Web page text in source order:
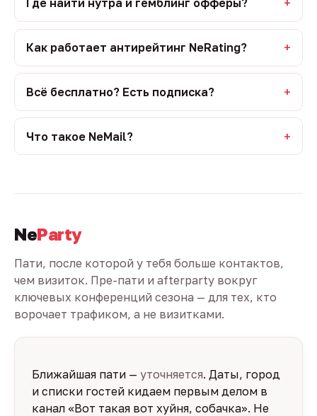
Где найти нутра и гемблинг офферы?
Как работает антирейтинг NeRating?
Всё бесплатно? Есть подписка?
Что такое NeMail?
NeParty
Пати, после которой у тебя больше контактов,
чем визиток. Пре-пати и afterparty вокруг
ключевых конференций сезона — для тех, кто
ворочает трафиком, а не визитками.
Ближайшая пати — уточняется. Даты, город
и списки гостей кидаем первым делом в
канал «Вот такая вот хуйня, собачка». Не